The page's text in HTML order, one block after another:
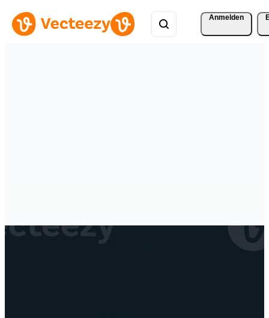
Anmelden